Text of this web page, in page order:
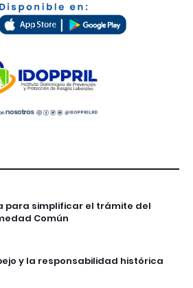
para simplificar el trámite del
Común
y la responsabilidad histórica